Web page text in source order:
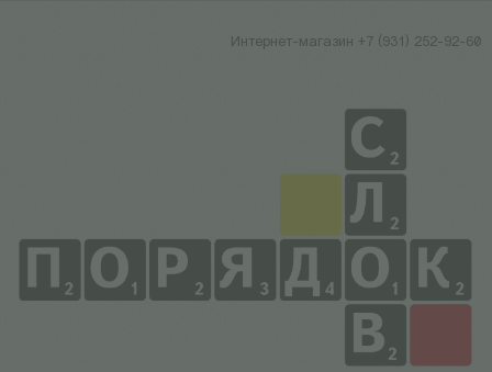
Интернет-магазин +7 (931) 252-92-60